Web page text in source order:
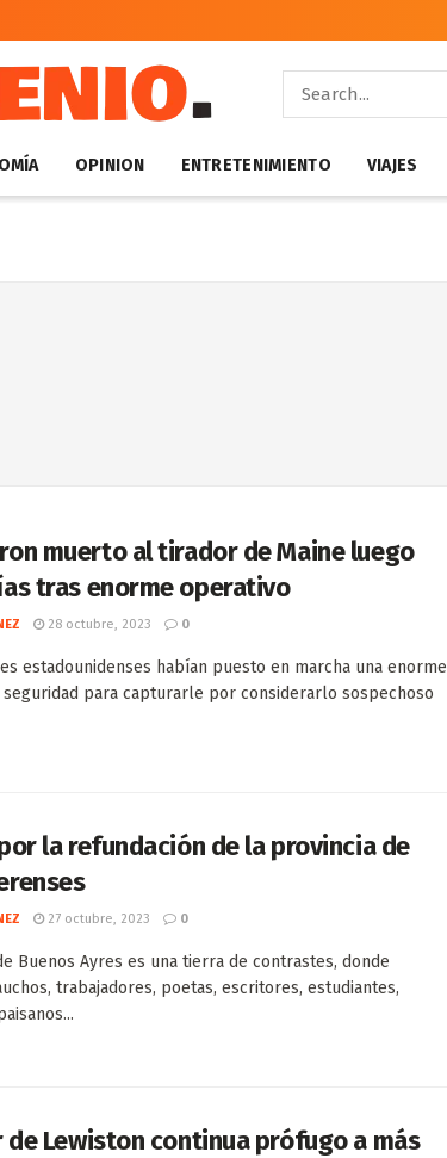
OPINION ENTRETENIMIENTO VIAJES
muerto al tirador de Maine luego
tras enorme operativo
28 octubre, 2023 0
estadounidenses habían puesto en marcha una enorme
para capturarle por considerarlo sospechoso
la refundación de la provincia de
27 octubre, 2023 0
Buenos Ayres es una tierra de contrastes, donde
trabajadores, poetas, escritores, estudiantes,
de Lewiston continua prófugo a más